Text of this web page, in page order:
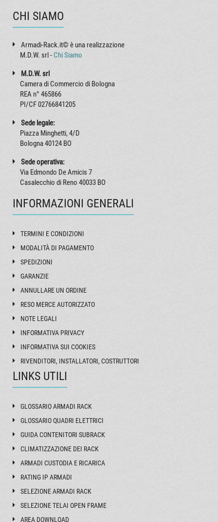
CHI SIAMO
Armadi-Rack.it© è una realizzazione
M.D.W. srl - Chi Siamo
M.D.W. srl
Camera di Commercio di Bologna
REA n° 465866
PI/CF 02766841205
Sede legale:
Piazza Minghetti, 4/D
Bologna 40124 BO
Sede operativa:
Via Edmondo De Amicis 7
Casalecchio di Reno 40033 BO
INFORMAZIONI GENERALI
TERMINI E CONDIZIONI
MODALITÀ DI PAGAMENTO
SPEDIZIONI
GARANZIE
ANNULLARE UN ORDINE
RESO MERCE AUTORIZZATO
NOTE LEGALI
INFORMATIVA PRIVACY
INFORMATIVA SUI COOKIES
RIVENDITORI, INSTALLATORI, COSTRUTTORI
LINKS UTILI
GLOSSARIO ARMADI RACK
GLOSSARIO QUADRI ELETTRICI
GUIDA CONTENITORI SUBRACK
CLIMATIZZAZIONE DEI RACK
ARMADI CUSTODIA E RICARICA
RATING IP ARMADI
SELEZIONE ARMADI RACK
SELEZIONE TELAI OPEN FRAME
AREA DOWNLOAD